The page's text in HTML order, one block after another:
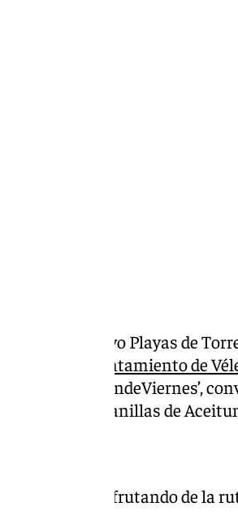
el Club Deportivo Playas de
Ayuntamiento de
deportivo ‘SendeViernes’,
localidad de Canillas de
de Canillas disfrutando de la